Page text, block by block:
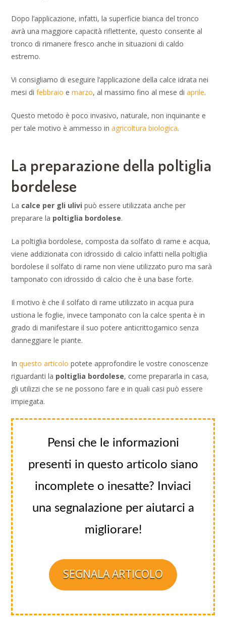
Dopo l’applicazione, infatti, la superficie bianca del tronco
avrà una maggiore capacità riflettente, questo consente al
tronco di rimanere fresco anche in situazioni di caldo
estremo.
Vi consigliamo di eseguire l’applicazione della calce idrata nei
mesi difebbraio emarzo, al massimo fino al mese diaprile.
Questo metodo è poco invasivo, naturale, non inquinante e
per tale motivo è ammesso inagricoltura biologica.
La preparazione della poltiglia
bordelese
La calce per gli ulivipuò essere utilizzata anche per
preparare la poltiglia bordolese.
La poltiglia bordolese, composta da solfato di rame e acqua,
viene addizionata con idrossido di calcio infatti nella poltiglia
bordolese il solfato di rame non viene utilizzato puro ma sarà
tamponato con idrossido di calcio che è una base forte.
Il motivo è che il solfato di rame utilizzato in acqua pura
ustiona le foglie, invece tamponato con la calce spenta è in
grado di manifestare il suo potere anticrittogamico senza
danneggiare le piante.
Inquesto articolo potete approfondire le vostre conoscenze
riguardanti la poltiglia bordolese, come prepararla in casa,
gli utilizzi che se ne possono fare e in quali casi può essere
impiegata.
Pensi che le informazioni
presenti in questo articolo siano
incomplete o inesatte? Inviaci
una segnalazione per aiutarci a
migliorare!
SEGNALA ARTICOLO